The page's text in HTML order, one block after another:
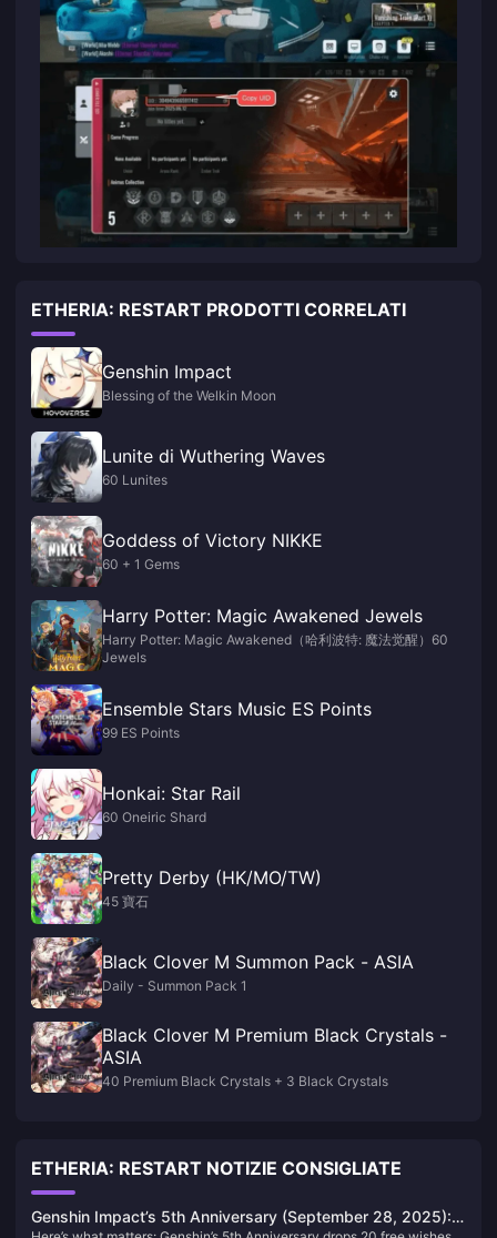
ETHERIA: RESTART PRODOTTI CORRELATI
Genshin Impact
Blessing of the Welkin Moon
Lunite di Wuthering Waves
60 Lunites
Goddess of Victory NIKKE
60 + 1 Gems
Harry Potter: Magic Awakened Jewels
Harry Potter: Magic Awakened（哈利波特: 魔法觉醒）60
Jewels
Ensemble Stars Music ES Points
99 ES Points
Honkai: Star Rail
60 Oneiric Shard
Pretty Derby (HK/MO/TW)
45 寶石
Black Clover M Summon Pack - ASIA
Daily - Summon Pack 1
Black Clover M Premium Black Crystals -
ASIA
40 Premium Black Crystals + 3 Black Crystals
ETHERIA: RESTART NOTIZIE CONSIGLIATE
Genshin Impact’s 5th Anniversary (September 28, 2025):